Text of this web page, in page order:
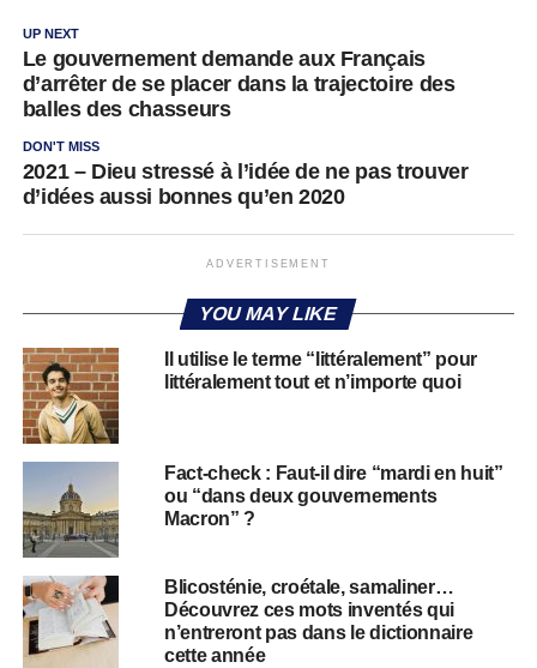
UP NEXT
Le gouvernement demande aux Français
d’arrêter de se placer dans la trajectoire des
balles des chasseurs
DON'T MISS
2021 – Dieu stressé à l’idée de ne pas trouver
d’idées aussi bonnes qu’en 2020
ADVERTISEMENT
YOU MAY LIKE
Il utilise le terme “littéralement” pour
littéralement tout et n’importe quoi
Fact-check : Faut-il dire “mardi en huit”
ou “dans deux gouvernements
Macron” ?
Blicosténie, croétale, samaliner…
Découvrez ces mots inventés qui
n’entreront pas dans le dictionnaire
cette année